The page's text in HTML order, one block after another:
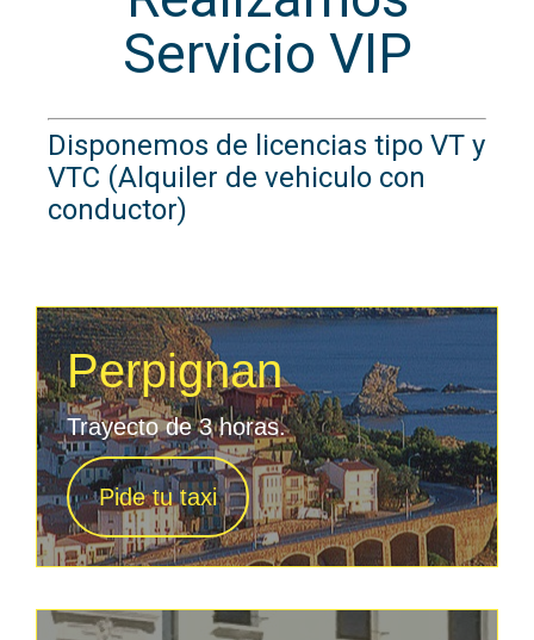
Servicio VIP
Disponemos de licencias tipo VT y
VTC (Alquiler de vehiculo con
conductor)
Perpignan
Trayecto de 3 horas.
Pide tu taxi